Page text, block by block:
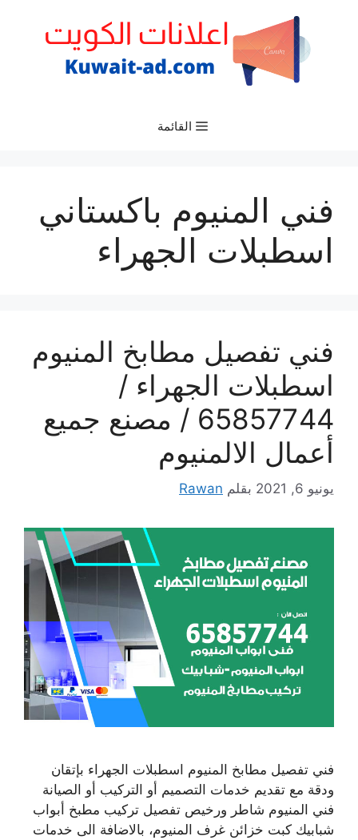
القائمة
فني المنيوم باكستاني
اسطبلات الجهراء
فني تفصيل مطابخ المنيوم
اسطبلات الجهراء /
65857744 / مصنع جميع
أعمال الالمنيوم
يونيو 6, 2021 بقلم Rawan
فني تفصيل مطابخ المنيوم اسطبلات الجهراء بإتقان
ودقة مع تقديم خدمات التصميم أو التركيب أو الصيانة
فني المنيوم شاطر ورخيص تفصيل تركيب مطبخ أبواب
شبابيك كبت خزائن غرف المنيوم، بالاضافة الى خدمات